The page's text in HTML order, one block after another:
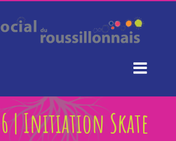
| Initiation Skate